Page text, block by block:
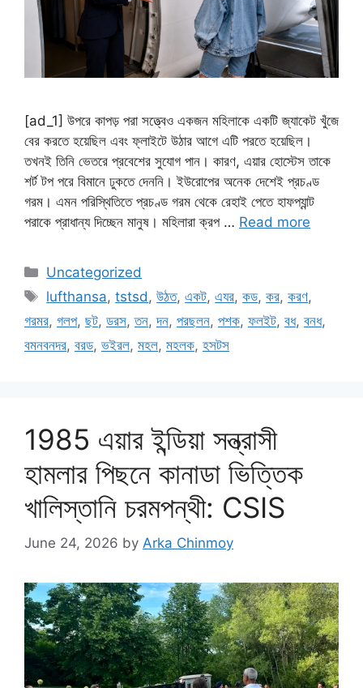
[ad_1] উপরে কাপড় পরা সত্ত্বেও একজন মহিলাকে একটি জ্যাকেট খুঁজে
বের করতে হয়েছিল এবং ফ্লাইটে উঠার আগে এটি পরতে হয়েছিল।
তখনই তিনি ভেতরে প্রবেশের সুযোগ পান। কারণ, এয়ার হোস্টেস তাকে
শর্ট টপ পরে বিমানে ঢুকতে দেননি। ইউরোপের অনেক দেশেই প্রচণ্ড
গরম। এমন পরিস্থিতিতে প্রচণ্ড গরম থেকে রেহাই পেতে হাফপ্যান্ট
পরাকে প্রাধান্য দিচ্ছেন মানুষ। মহিলারা ক্রপ … Read more
Categories
Uncategorized
Tags
lufthansa,tstsd ,উঠত,একট,এযর,কড,কর,করণ,
গরমর, গলপ, ছট, ডরস,তন,দন, পরছলন, পশক, ফলইট, বধ, বনধ,
বমনবনদর, বরড, ভইরল, মহল, মহলক, হসটস
1985 এয়ার ইন্ডিয়া সন্ত্রাসী
হামলার পিছনে কানাডা ভিত্তিক
খালিস্তানি চরমপন্থী: CSIS
June 24, 2026 by Arka Chinmoy